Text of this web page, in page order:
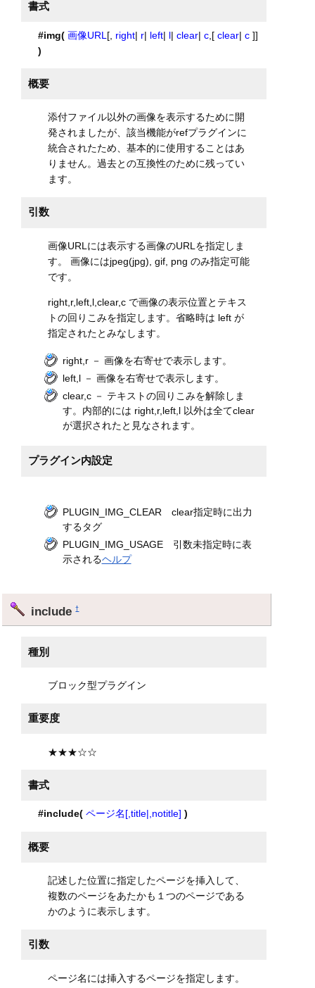
書式
#img( 画像URL [, right| r| left| l| clear| c,[ clear| c]]
)
概要
添付ファイル以外の画像を表示するために開
発されましたが、該当機能がrefプラグインに
統合されたため、基本的に使用することはあ
りません。過去との互換性のために残ってい
ます。
引数
画像URLには表示する画像のURLを指定しま
す。 画像にはjpeg(jpg), gif, png のみ指定可能
です。
right,r,left,l,clear,c で画像の表示位置とテキス
トの回りこみを指定します。省略時は left が
指定されたとみなします。
right,r － 画像を右寄せで表示します。
left,l － 画像を右寄せで表示します。
clear,c － テキストの回りこみを解除しま
す。内部的には right,r,left,l 以外は全てclear
が選択されたと見なされます。
プラグイン内設定
PLUGIN_IMG_CLEAR clear指定時に出力
するタグ
PLUGIN_IMG_USAGE 引数未指定時に表
示されるヘルプ
include†
種別
ブロック型プラグイン
重要度
★★★☆☆
書式
#include( ページ名[,title|,notitle] )
概要
記述した位置に指定したページを挿入して、
複数のページをあたかも１つのページである
かのように表示します。
引数
ページ名には挿入するページを指定します。